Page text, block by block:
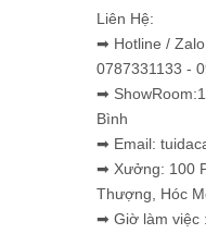
Liên Hệ:
➡ Hotline /
0787331133 -
➡
Bình
➡ Email:
➡ Xưởng: 100
Thượng, Hóc
➡ Giờ làm việc